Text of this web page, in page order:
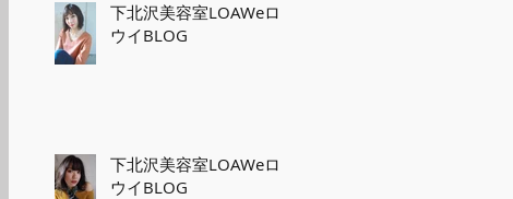
下北沢美容室LOAWeロ
ウイBLOG
下北沢美容室LOAWeロ
ウイBLOG